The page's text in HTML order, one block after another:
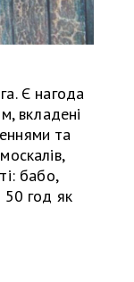
Є нагода
вкладені
та
бабо,
50 год як